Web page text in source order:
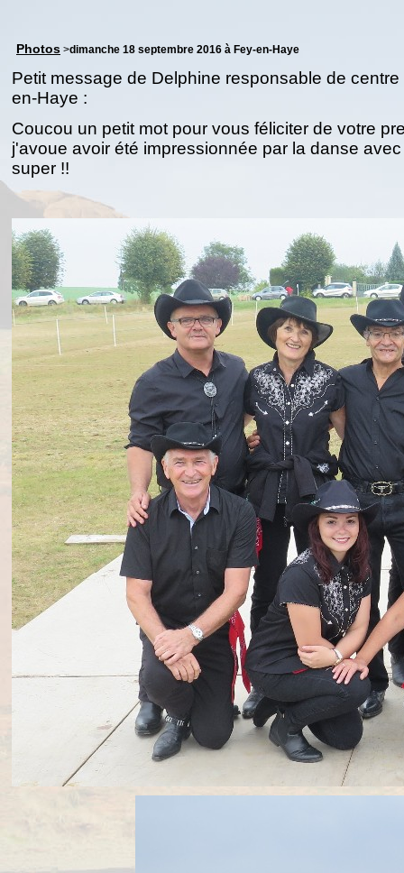
Photos >dimanche 18 septembre 2016 à Fey-en-Haye
Petit message de Delphine responsable de
en-Haye :
Coucou un petit mot pour vous féliciter de votre
j'avoue avoir été impressionnée par la danse
super !!